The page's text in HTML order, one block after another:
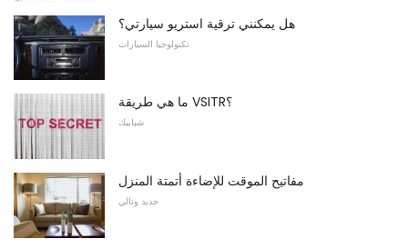
هل يمكنني ترقية استريو سيارتي؟
تكنولوجيا السيارات
ما هي طريقة VSITR؟
شبابيك
مفاتيح الموقت للإضاءة أتمتة المنزل
جديد وتالي